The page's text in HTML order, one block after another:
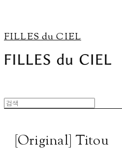
FILLES du CIEL
[Original] Titou